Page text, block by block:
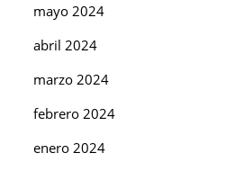
mayo 2024
abril 2024
marzo 2024
febrero 2024
enero 2024